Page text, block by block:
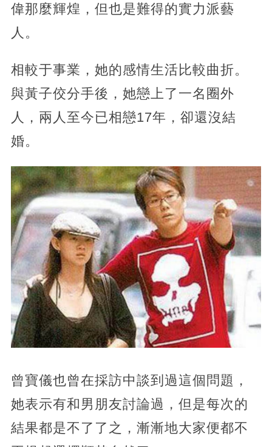
偉那麼輝煌，但也是難得的實力派藝
人。
相較于事業，她的感情生活比較曲折。
與黃子佼分手後，她戀上了一名圈外
人，兩人至今已相戀17年，卻還沒結
婚。
曾寶儀也曾在採訪中談到過這個問題，
她表示有和男朋友討論過，但是每次的
結果都是不了了之，漸漸地大家便都不